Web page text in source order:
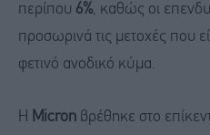
περίπου 6%, καθώς οι
προσωρινά τις μετοχές που
φετινό ανοδικό κύμα.
Η Micron βρέθηκε στο